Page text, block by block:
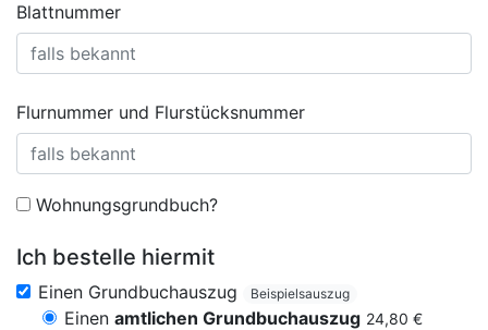
Blattnummer
Flurnummer und Flurstücksnummer
Wohnungsgrundbuch?
Ich bestelle hiermit
Einen Grundbuchauszug Beispielsauszug
Einen amtlichen Grundbuchauszug 24,80 €